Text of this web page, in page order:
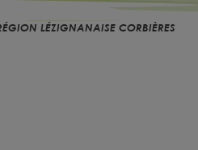
LÉZIGNANAISE CORBIÈRES